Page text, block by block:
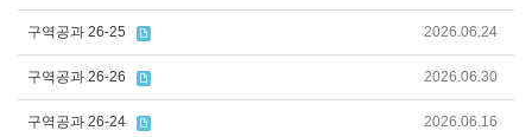
구역공과 26-25 2026.06.24
구역공과 26-26 2026.06.30
구역공과 26-24 2026.06.16